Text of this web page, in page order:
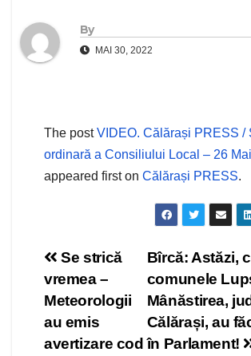
By
MAI 30, 2022
The postVIDEO. Călărași PRESS /
ordinară a Consiliului Local – 26
appeared first on Călărași PRESS.
Navigare
în
articole
Bîrcă: Astăzi,
comunele
Mânăstirea,
Călărași, au
în Parlament!
Se strică
vremea –
Meteorologii
au emis
avertizare cod